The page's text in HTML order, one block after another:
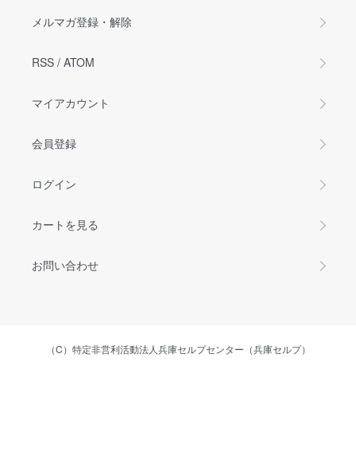
メルマガ登録・解除
RSS / ATOM
マイアカウント
会員登録
ログイン
カートを見る
お問い合わせ
（C）特定非営利活動法人兵庫セルプセンター（兵庫セルプ）